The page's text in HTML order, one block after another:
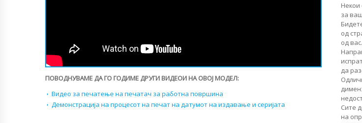
ПОВОДНУВАМЕ ДА ГО ГОДИМЕ ДРУГИ ВИДЕОИ НА ОВОЈ МОДЕЛ:
Видео за печатење на печатач за работна површина
Демонстрација на процесот на печат на датумот на издавање и серијата
за
од
од вас.
да
Сите
на